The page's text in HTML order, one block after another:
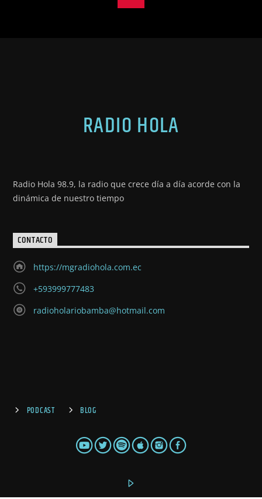
RADIO HOLA
CONTACTO
https://mgradiohola.com.ec
radioholariobamba@hotmail.com